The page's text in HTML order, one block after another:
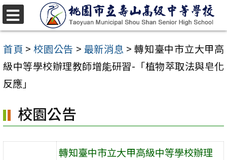
跳
至
主
要
內
區
首頁 > 校園公告 > 最新消息 > 轉知臺中市立大甲高
級中等學校辦理教師增能研習-「植物萃取法與皂化
反應」
校園公告
轉知臺中市立大甲高級中等學校辦理
選
單